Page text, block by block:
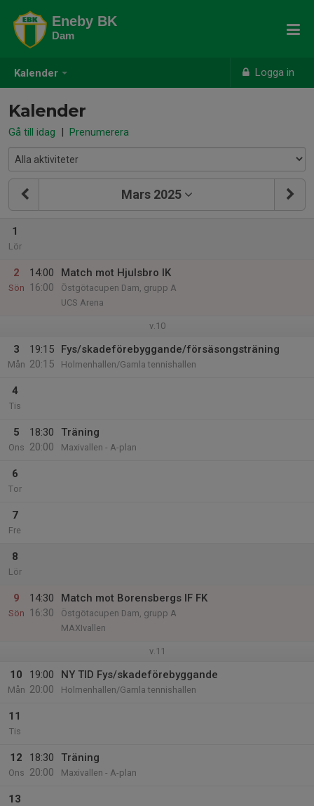
Kalender Logga in
Eneby BK
Dam
Kalender
Gå till idag | Prenumerera
Mars 2025
1
Lör
2
Sön
14:00
16:00
Match mot Hjulsbro IK
Östgötacupen Dam, grupp A
UCS Arena
v.10
3
Mån
19:15
20:15
Fys/skadeförebyggande/försäsongsträning
Holmenhallen/Gamla tennishallen
4
Tis
5
Ons
18:30
20:00
Träning
Maxivallen - A-plan
6
Tor
7
Fre
8
Lör
9
Sön
14:30
16:30
Match mot Borensbergs IF FK
Östgötacupen Dam, grupp A
MAXIvallen
v.11
10
Mån
19:00
20:00
NY TID Fys/skadeförebyggande
Holmenhallen/Gamla tennishallen
11
Tis
12
Ons
18:30
20:00
Träning
Maxivallen - A-plan
13